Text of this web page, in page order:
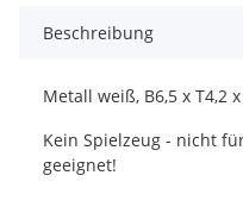
Beschreibung
Metall weiß, B6,5 x T4,2
Kein Spielzeug - nicht
geeignet!